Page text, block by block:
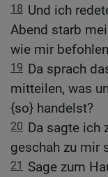
18 Und ich
Abend starb
wie mir
19 Da sprach
mitteilen, was
{so} handelst?
20 Da sagte ich
geschah zu mir
21
Sage zum